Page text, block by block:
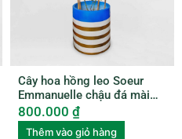
Cây hoa hồng leo Soeur
Emmanuelle chậu đá mài
ROSE003
800.000 ₫
Thêm vào giỏ hàng